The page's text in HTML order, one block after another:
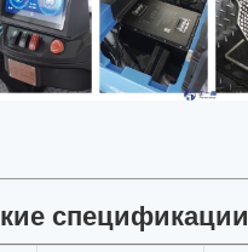
спецификации